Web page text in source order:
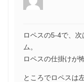
ロペスの5-4で、
ム。
ロペスの仕掛けが
ところでロペスは